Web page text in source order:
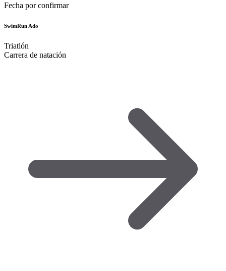
Fecha por confirmar
SwimRun Ado
Triatlón
Carrera de natación